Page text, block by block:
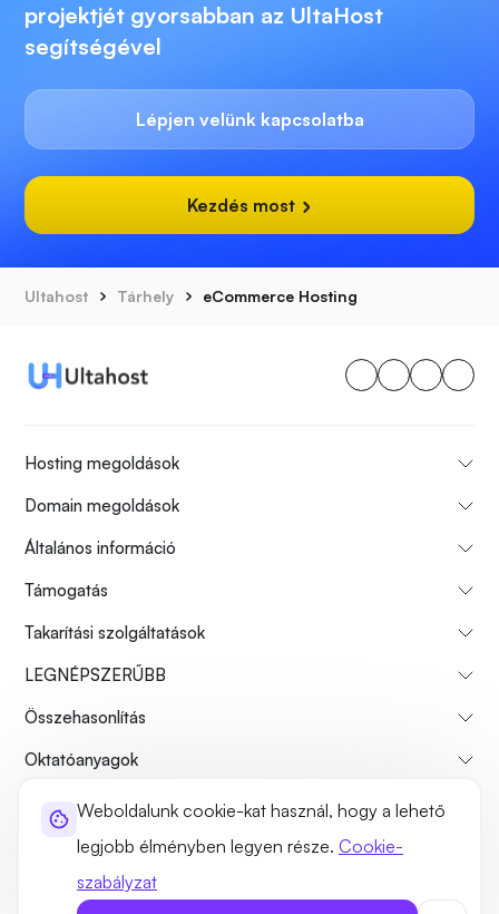
Weboldalunk cookie-kat használ, hogy a lehető
legjobb élményben legyen része. Cookie-
szabályzat
projektjét gyorsabban az UltaHost
segítségével
Lépjen velünk kapcsolatba
Kezdés most
Ultahost Tárhely eCommerce Hosting
Hosting megoldások
Domain megoldások
Általános információ
Támogatás
Takarítási szolgáltatások
LEGNÉPSZERŰBB
Összehasonlítás
Oktatóanyagok
Rólunk
Adatvédelmi szabályzatJogszerűségWebhelytérkép